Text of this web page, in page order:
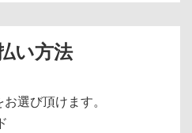
い方法
選び頂けます。